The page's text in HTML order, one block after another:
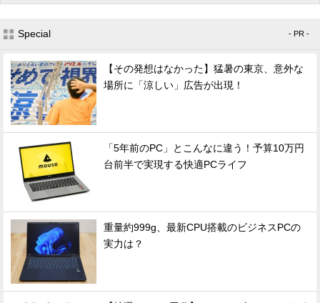
Special - PR -
【その発想はなかった】猛暑の東京、意外な
場所に「涼しい」広告が出現！
「5年前のPC」とこんなに違う！予算10万円
台前半で実現する快適PCライフ
重量約999g、最新CPU搭載のビジネスPCの
実力は？